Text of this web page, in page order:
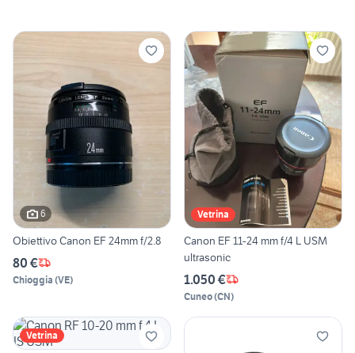
6
Obiettivo Canon EF 24mm f/2.8
80 €
Chioggia (VE)
Vetrina
Canon EF 11-24 mm f/4 L USM
ultrasonic
1.050 €
Cuneo(CN)
Vetrina